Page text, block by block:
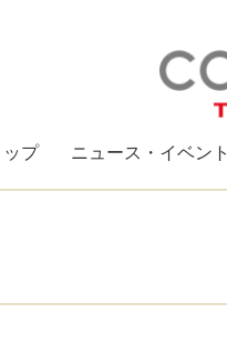
ップ ニュース・イベント